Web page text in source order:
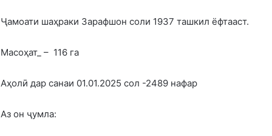
Ҷамоати шаҳраки Зарафшон соли 1937 ташкил ёфтааст.
Масоҳат_ – 116 га
Аҳолӣ дар санаи 01.01.2025 сол -2489 нафар
Аз он ҷумла: